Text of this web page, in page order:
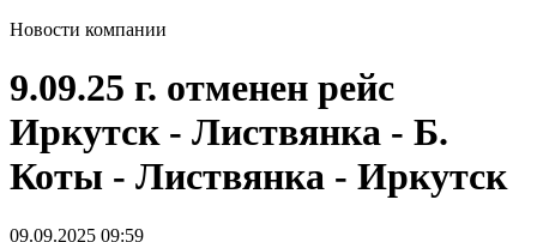
Новости компании
9.09.25 г. отменен рейс
Иркутск - Листвянка - Б.
Коты - Листвянка - Иркутск
09.09.2025 09:59